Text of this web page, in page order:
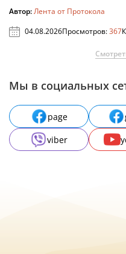
Автор:Лента от Протокола
04.08.2026Просмотров:367
Мы в социальных
page
viber